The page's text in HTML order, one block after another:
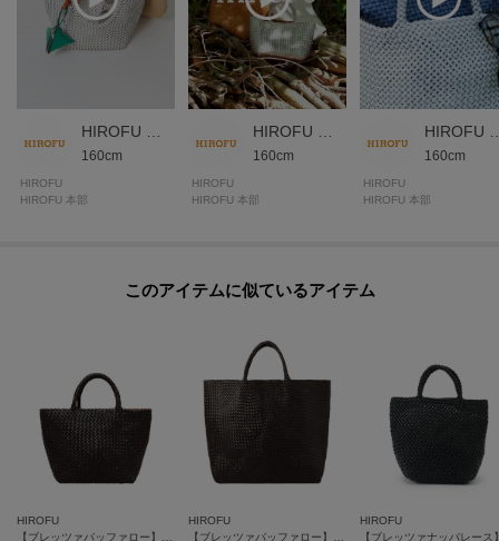
160cm
HIROFU
HIROFU 本部
160cm
HIROFU
HIROFU 本部
160cm
HIROFU
HIROFU 本部
このアイテムに似ているアイテム
HIROFU
【ブレッツァバッファロー】レザーメッシュトートバッグ S 本革 ステッチ（商品番号：P25-30416）
HIROFU
【ブレッツァバッファロー】レザーメッシュトートバッグ LL 本革 ステッチ（商品番号：P25-30509）
HIROFU